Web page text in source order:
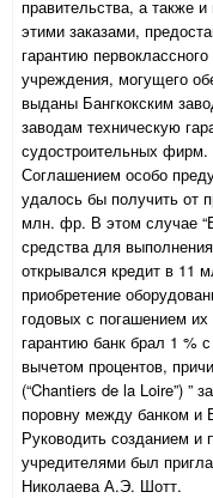
правительства, а также
этими заказами,
гарантию
учреждения, могущего
выданы Бангкокским
заводам техническую
судостроительных фирм.
Соглашением особо
удалось бы получить от
млн. фр. В этом случае
средства для
открывался кредит в 11
приобретение
годовых с погашением
гарантию банк брал 1 %
вычетом процентов,
(“Chantiers de la Loire”) ”
поровну между банком и
Руководить созданием
учредителями был
Николаева А.Э. Шотт.